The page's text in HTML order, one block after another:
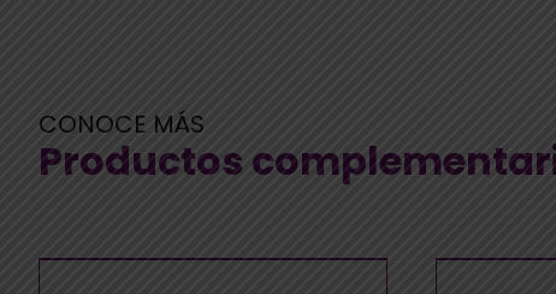
CONOCE MÁS
Productos